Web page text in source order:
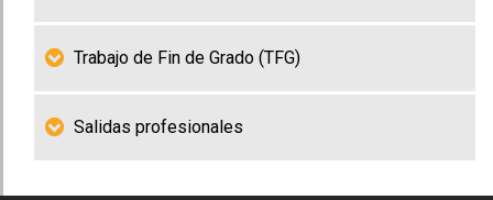
Trabajo de Fin de Grado (TFG)
Salidas profesionales